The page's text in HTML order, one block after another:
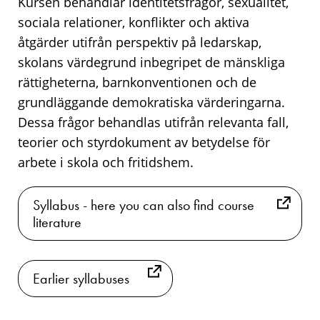
sociala relationer, konflikter och aktiva
åtgärder utifrån perspektiv på ledarskap,
skolans värdegrund inbegripet de mänskliga
rättigheterna, barnkonventionen och de
grundläggande demokratiska värderingarna.
Dessa frågor behandlas utifrån relevanta fall,
teorier och styrdokument av betydelse för
arbete i skola och fritidshem.
Syllabus - here you can also find course
literature
Earlier syllabuses